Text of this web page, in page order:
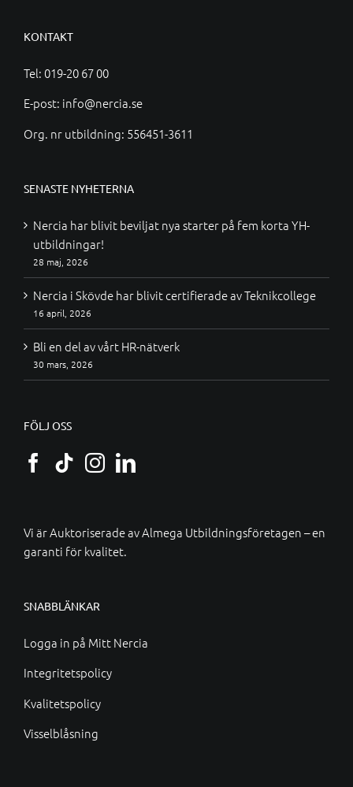
KONTAKT
Tel: 019-20 67 00
E-post: info@nercia.se
Org. nr utbildning: 556451-3611
SENASTE NYHETERNA
Nercia har blivit beviljat nya starter på fem korta YH-
utbildningar!
28 maj, 2026
Nercia i Skövde har blivit certifierade av Teknikcollege
16 april, 2026
Bli en del av vårt HR-nätverk
30 mars, 2026
FÖLJ OSS
Vi är Auktoriserade avAlmega Utbildningsföretagen– en
garanti för kvalitet.
SNABBLÄNKAR
Logga in på Mitt Nercia
Integritetspolicy
Kvalitetspolicy
Visselblåsning